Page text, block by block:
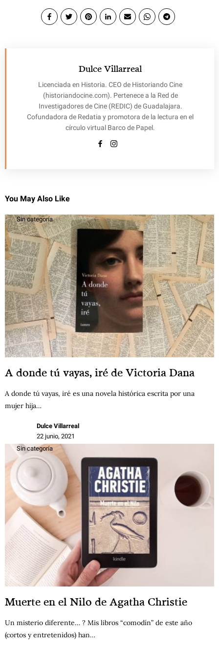
Dulce Villarreal
Licenciada en Historia. CEO de Historiando Cine
(historiandocine.com). Pertenece a la Red de
Investigadores de Cine (REDIC) de Guadalajara.
Cofundadora de Redatia y promotora de la lectura en el
círculo virtual Barco de Papel.
You May Also Like
Sin categoría
A donde tú vayas, iré de Victoria Dana
A donde tú vayas, iré es una novela histórica escrita por una
mujer hija…
Dulce Villarreal
22 junio, 2021
Sin categoría
Muerte en el Nilo de Agatha Christie
Un misterio diferente… ? Mis libros “comodín” de este año
(cortos y entretenidos) han…